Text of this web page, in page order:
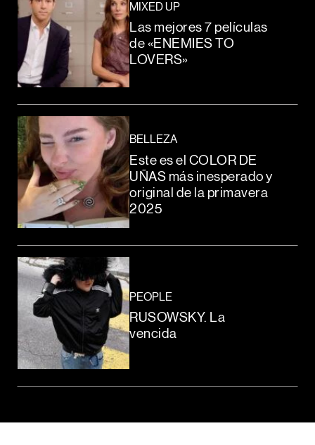
MIXED UP
Las mejores 7 películas
de «ENEMIES TO
LOVERS»
BELLEZA
Este es el COLOR DE
UÑAS más inesperado y
original de la primavera
2025
PEOPLE
RUSOWSKY. La
vencida